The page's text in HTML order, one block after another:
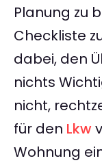
Planung zu
Checkliste
dabei, den
nichts
nicht,
für den Lkw
Wohnung